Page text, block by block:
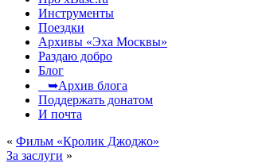
Инструменты
Поездки
Архивы «Эха Москвы»
Раздаю добро
Блог
➥Архив блога
Поддержать донатом
И почта
« Фильм «Кролик Джоджо»
За заслуги »